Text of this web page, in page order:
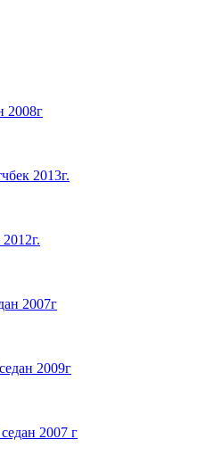
2008г
2013г.
2007г
2009г
2007 г